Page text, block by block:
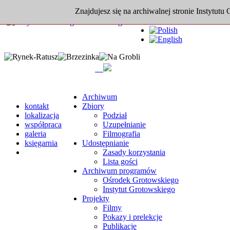
Znajdujesz się na archiwalnej stronie Instytutu
kontakt
lokalizacja
współpraca
galeria
księgarnia
Archiwum
Zbiory
Podział
Uzupełnianie
Filmografia
Udostępnianie
Zasady korzystania
Lista gości
Archiwum programów
Ośrodek Grotowskiego
Instytut Grotowskiego
Projekty
Filmy
Pokazy i prelekcje
Publikacje